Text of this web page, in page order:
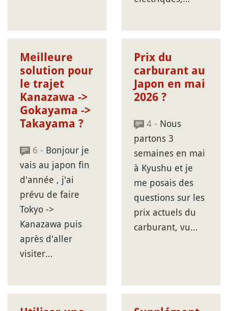
Meilleure
solution pour
le trajet
Kanazawa ->
Gokayama ->
Takayama ?
6 - Bonjour je
vais au japon fin
d'année , j'ai
prévu de faire
Tokyo ->
Kanazawa puis
après d'aller
visiter…
Prix du
carburant au
Japon en mai
2026 ?
4 - Nous
partons 3
semaines en mai
à Kyushu et je
me posais des
questions sur les
prix actuels du
carburant, vu…